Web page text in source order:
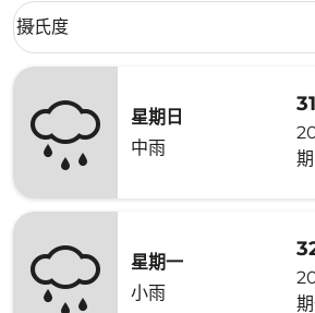
Weather unit option 摄氏度 Selected
摄氏度
keyboard_arrow_down
星期日
中雨
星期一
小雨